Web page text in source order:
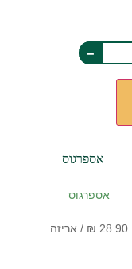
-
אספרגוס